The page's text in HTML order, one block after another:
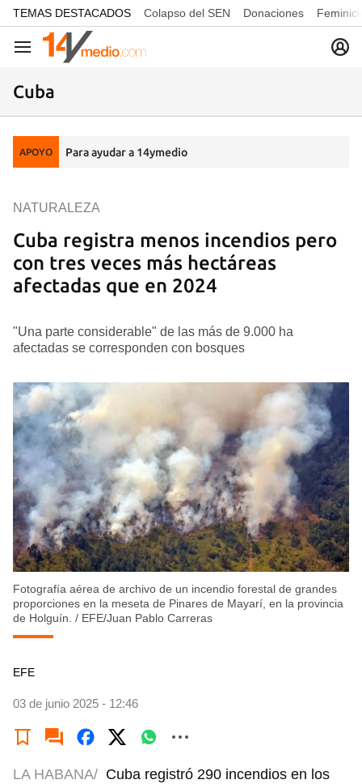
common.go-to-content
TEMAS DESTACADOS Colapso del SEN Donaciones
Navegación
Cuba
APOYO Para ayudar a 14ymedio
Cuba registra menos incendios pero
con tres veces más hectáreas
afectadas que en 2024
NATURALEZA
"Una parte considerable" de las más de 9.000 ha
afectadas se corresponden con bosques
Fotografía aérea de archivo de un incendio forestal de grandes
proporciones en la meseta de Pinares de Mayarí, en la provincia
de Holguín. / EFE/Juan Pablo Carreras
EFE
03 de junio 2025 - 12:46
LA HABANA/ Cuba registró 290 incendios en los